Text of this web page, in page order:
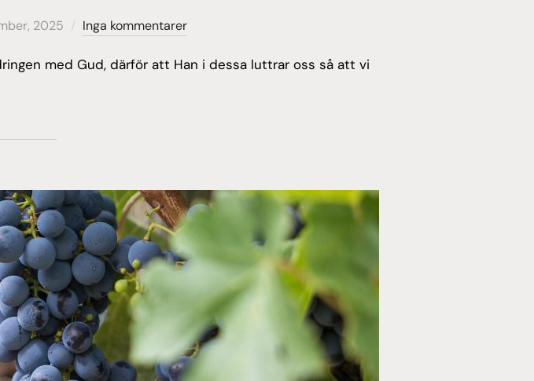
2025 Inga kommentarer
med Gud, därför att Han i dessa luttrar oss så att vi